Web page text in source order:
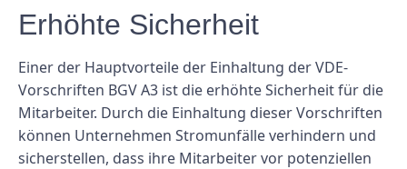
Erhöhte Sicherheit
Einer der Hauptvorteile der Einhaltung der VDE-
Vorschriften BGV A3 ist die erhöhte Sicherheit für die
Mitarbeiter. Durch die Einhaltung dieser Vorschriften
können Unternehmen Stromunfälle verhindern und
sicherstellen, dass ihre Mitarbeiter vor potenziellen